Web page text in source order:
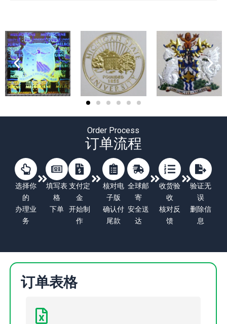
Order Process
订单流程
选择你
的
办理业
务
填写表
格
下单
支付定
金
开始制
作
核对电
子版
确认付
尾款
全球邮
寄
安全送
达
收货验
收
核对反
馈
验证无
误
删除信
息
订单表格